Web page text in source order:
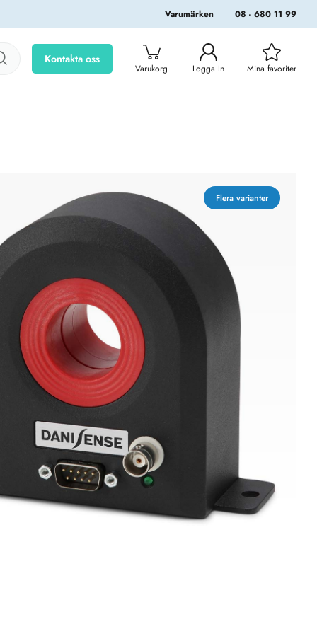
08 - 680 11 99
Varumärken
Kontakta oss
Varukorg Logga In Mina favoriter
Flera varianter